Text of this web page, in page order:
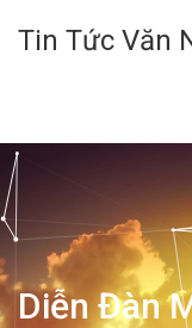
Tin Tức Văn
Diễn Đàn